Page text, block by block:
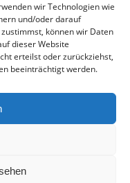
wir Technologien wie
und/oder darauf
können wir Daten
dieser Website
erteilst oder zurückziehst,
beeinträchtigt werden.